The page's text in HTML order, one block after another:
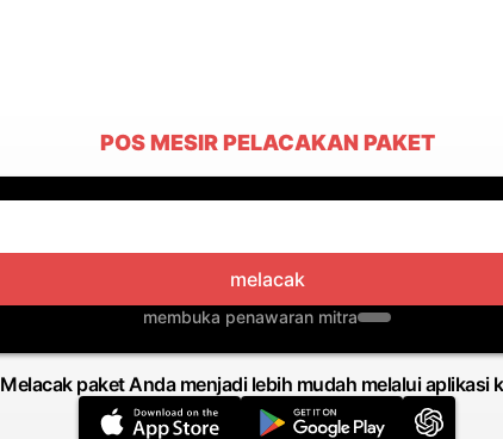
POS MESIR PELACAKAN PAKET
melacak
membuka penawaran mitra
Melacak paket Anda menjadi lebih mudah melalui aplikasi